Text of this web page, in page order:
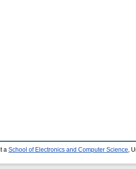
a School of Electronics and Computer Science ,